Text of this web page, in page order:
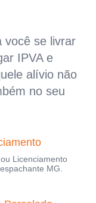
você se livrar
IPVA e
alívio não
no seu
Licenciamento
MG.